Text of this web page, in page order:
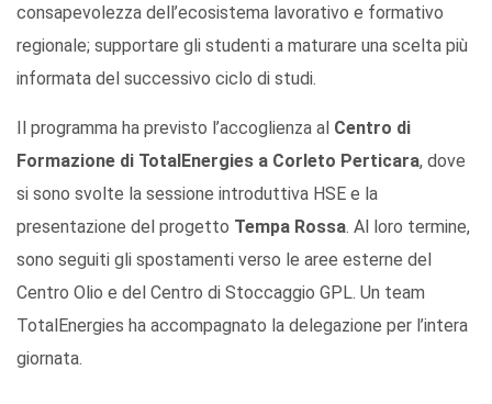
consapevolezza dell’ecosistema lavorativo e formativo
regionale; supportare gli studenti a maturare una scelta più
informata del successivo ciclo di studi.
Il programma ha previsto l’accoglienza al Centro di
Formazione di TotalEnergies a Corleto Perticara, dove
si sono svolte la sessione introduttiva HSE e la
presentazione del progetto Tempa Rossa. Al loro termine,
sono seguiti gli spostamenti verso le aree esterne del
Centro Olio e del Centro di Stoccaggio GPL. Un team
TotalEnergies ha accompagnato la delegazione per l’intera
giornata.